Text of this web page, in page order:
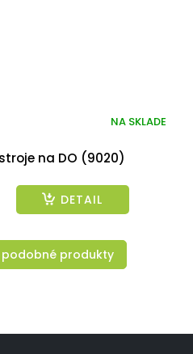
na DO (9020)
NA SKLADE
DETAIL
podobné produkty